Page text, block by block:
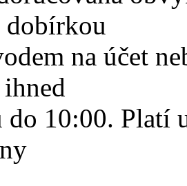
dobírkou
na účet
do 10:00. Platí